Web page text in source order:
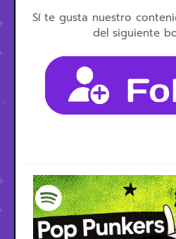
Sí te gusta nuestro
del siguiente